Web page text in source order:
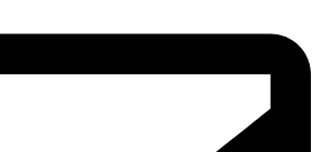
a gyakorlatban – Szimjon
típusok